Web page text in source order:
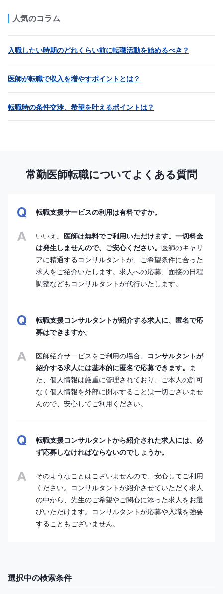
人気のコラム
入職したい時期のどれくらい前に転職活動を始めるべき？
医師が転職で収入を増やすポイントとは？
転職時の条件交渉、希望を叶えるポイントは？
常勤医師転職についてよくある質問
転職支援サービスの利用は有料ですか。
いいえ。 医師は無料でご利用いただけます。一切料金
は発生しませんので、ご安心ください。 医師のキャリ
アに精通するコンサルタントが、ご希望条件に合った
求人をご紹介いたします。求人への応募、面接の日程
調整などもコンサルタントが代行いたします。
転職支援コンサルタントが紹介する求人に、匿名で応
募はできますか。
医師紹介サービスをご利用の場合、
コンサルタントが
紹介する求人には基本的に匿名で応募できます。 ま
た、個人情報は厳重に管理されており、ご本人の許可
なく個人情報を外部に開示することは一切ございませ
んので、安心してご利用ください。
転職支援コンサルタントから紹介された求人には、必
ず応募しなければならないのでしょうか。
そのようなことはございませんので、安心してご利用
ください。コンサルタントが紹介させていただく求人
の中から、先生のご希望やご関心に添った求人をお選
びいただけます。コンサルタントが応募や入職を強要
することもございません。
選択中の検索条件